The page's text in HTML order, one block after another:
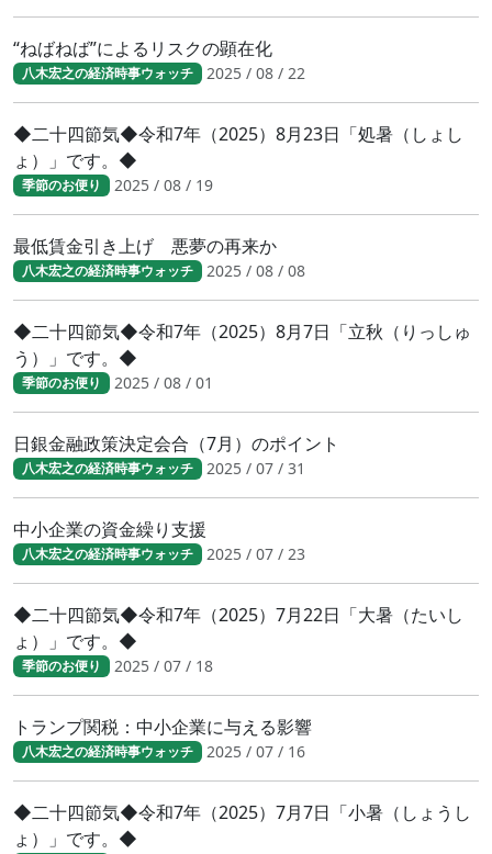
“ねばねば”によるリスクの顕在化
八木宏之の経済時事ウォッチ 2025 / 08 / 22
◆二十四節気◆令和7年（2025）8月23日「処暑（しょし
ょ）」です。◆
季節のお便り 2025 / 08 / 19
最低賃金引き上げ 悪夢の再来か
八木宏之の経済時事ウォッチ 2025 / 08 / 08
◆二十四節気◆令和7年（2025）8月7日「立秋（りっしゅ
う）」です。◆
季節のお便り 2025 / 08 / 01
日銀金融政策決定会合（7月）のポイント
八木宏之の経済時事ウォッチ 2025 / 07 / 31
中小企業の資金繰り支援
八木宏之の経済時事ウォッチ 2025 / 07 / 23
◆二十四節気◆令和7年（2025）7月22日「大暑（たいし
ょ）」です。◆
季節のお便り 2025 / 07 / 18
トランプ関税：中小企業に与える影響
八木宏之の経済時事ウォッチ 2025 / 07 / 16
◆二十四節気◆令和7年（2025）7月7日「小暑（しょうし
ょ）」です。◆